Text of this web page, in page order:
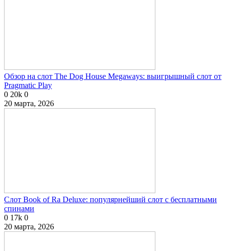
Обзор на слот The Dog House Megaways: выигрышный слот от
Pragmatic Play
0 20k 0
20 марта, 2026
Слот Book of Ra Deluxe: популярнейший слот с бесплатными
спинами
0 17k 0
20 марта, 2026